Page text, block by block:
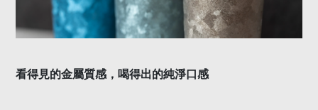
看得見的金屬質感，喝得出的純淨口感